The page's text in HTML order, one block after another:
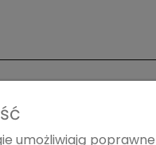
Metody
umożliwiają